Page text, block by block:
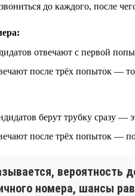
до каждого, после
отвечают с первой
после трёх попыток —
берут трубку сразу —
после трёх попыток —
вероятность
номера, шансы